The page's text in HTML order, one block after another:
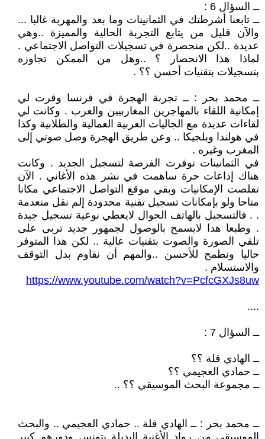
ــ السؤال 6 :
ــ تابعنا أشرطتك في الثمانينات وما بعد والمهربة غالبا ...
والآن قليل من يتابع التجربة الحالية والمميزة ..وهي
عديدة ..لكن منحصرة في تسجيلات التواصل الاجتماعي .
لماذا هذا الانحصار ؟ ..وهل من الممكن تجاوزه
بتسجيلات بتقنيات أحسن ؟؟ .
ــ محمد بحر : ــ تجربة الهجرة في فرنسا وفرت لي
إمكانية اللقاء بالمهاجرين المغاربيين والعرب . وكانت لي
لقاءات عديدة مع الجاليات العربية العمالية والطلابية وكذا
في هولندا وبلجيكا .. وعن طريق الهجرة وصل صوتي إلى
المغرب وغيره .
في الثمانينات توفرت الفرصة لتسجيل الجديد . وكانت
هناك إذاعات حرة ساهمت في نشر هذه الأغاني . الآن
تقلصت الإمكانيات وبقي موقع التواصل الاجتماعي مكانا
متاحا ولو بإمكانات تسجيل تقنية محدودة إلم نقل منعدمة
. . فالتسجيل بالهاتف الجوال لايعطي نوعية تسجيل جيدة
. وطبعا هذا لايسمح بالوصول لجمهور جديد تربى على
تلقي الصورة والصوت بتقنيات عالية .. لكن هذا المتوفر
حاليا ونطمح للأحسن ..والمهم أن نقاوم بدل التوقف
والاستسلام .
https://www.youtube.com/watch?v=PcfcGXJs8uw
....
ــ السؤال 7 :
ــ الهادي قلة ؟؟
ــ حمادي العجيمي ؟؟
ــ مجموعة البحث الموسيقي ؟؟ ..
ــ محمد بحر : ــ الهادي قلة .. حمادي العجيمي .. والبحث